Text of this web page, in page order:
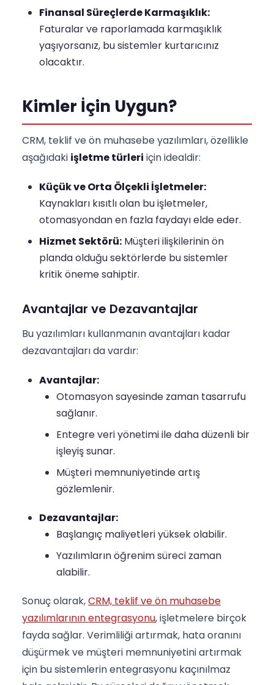
Finansal Süreçlerde Karmaşıklık:
Faturalar ve raporlamada karmaşıklık
yaşıyorsanız, bu sistemler kurtarıcınız
olacaktır.
Kimler İçin Uygun?
CRM, teklif ve ön muhasebe yazılımları, özellikle
aşağıdaki işletme türleri için idealdir:
Küçük ve Orta Ölçekli İşletmeler:
Kaynakları kısıtlı olan bu işletmeler,
otomasyondan en fazla faydayı elde eder.
Hizmet Sektörü: Müşteri ilişkilerinin ön
planda olduğu sektörlerde bu sistemler
kritik öneme sahiptir.
Avantajlar ve Dezavantajlar
Bu yazılımları kullanmanın avantajları kadar
dezavantajları da vardır:
Avantajlar:
Otomasyon sayesinde zaman tasarrufu
sağlanır.
Entegre veri yönetimi ile daha düzenli bir
işleyiş sunar.
Müşteri memnuniyetinde artış
gözlemlenir.
Dezavantajlar:
Başlangıç maliyetleri yüksek olabilir.
Yazılımların öğrenim süreci zaman
alabilir.
Sonuç olarak,CRM, teklif ve ön muhasebe
yazılımlarının entegrasyonu, işletmelere birçok
fayda sağlar. Verimliliği artırmak, hata oranını
düşürmek ve müşteri memnuniyetini artırmak
için bu sistemlerin entegrasyonu kaçınılmaz